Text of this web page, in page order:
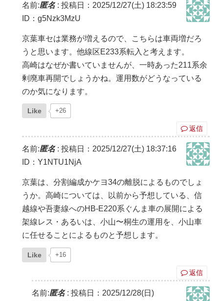
名前:匿名: 投稿日：2025/12/27(土) 18:23:59
ID：g5Nzk3MzU
京葉車セは業務が増えるので、こちらは車両増だろ
うと思います。他線区E233系転入と考えます。
高崎はなぜか書いていませんが、一時あった211系余
剰廃車再開でしょうかね。運用数がどうなっている
のか気になります。
Like +26
返信
名前:匿名: 投稿日：2025/12/27(土) 18:37:16
ID：Y1NTU1NjA
京葉は、分割編成かケヨ34の離脱によるものでしょ
うか。高崎については、以前から予想している、信
越線や吾妻線へのHB-E220系ぐんま車の展開による
架線レス・あるいは、小山〜桐生の運用を、小山車
に任せることによるものと予想します。
Like +16
返信
名前:匿名: 投稿日：2025/12/28(日)